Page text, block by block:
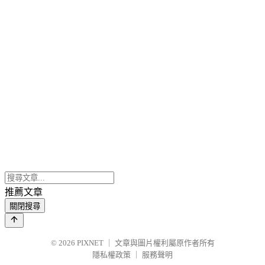
推薦文章
關閉搜尋
© 2026 PIXNET
文章與圖片權利屬原作者所有
隱私權政策
服務聲明